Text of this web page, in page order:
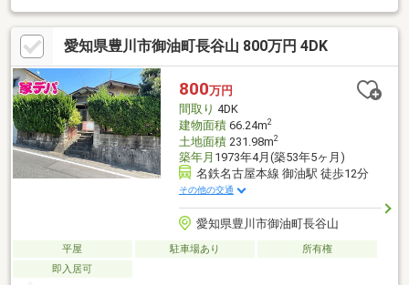
愛知県豊川市御油町長谷山 800万円 4DK
800万円
間取り 4DK
建物面積66.24m2
土地面積231.98m2
築年月 1973年4月(築53年5ヶ月)
名鉄名古屋本線 御油駅 徒歩12分
その他の交通
愛知県豊川市御油町長谷山
平屋 駐車場あり
所有権
即入居可